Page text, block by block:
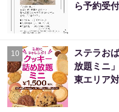
ら予約受
10
ステラお
放題ミニ
東エリア